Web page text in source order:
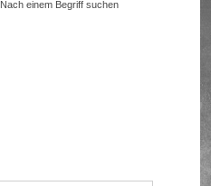
Nach einem Begriff suchen